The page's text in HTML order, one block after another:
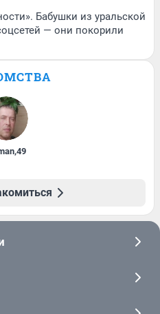
Бабушки из уральской
— они покорили
,49